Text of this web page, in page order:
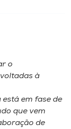
o
à
em fase de
que vem
de